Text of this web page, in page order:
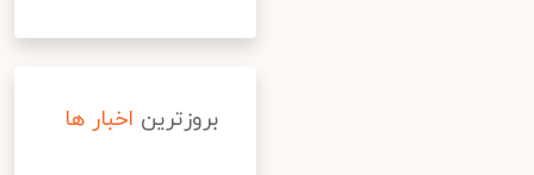
بروزترین اخبار ها